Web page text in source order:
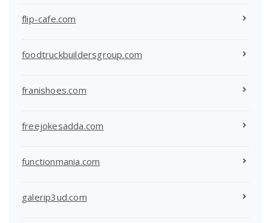
flip-cafe.com
foodtruckbuildersgroup.com
franishoes.com
freejokesadda.com
functionmania.com
galerip3ud.com